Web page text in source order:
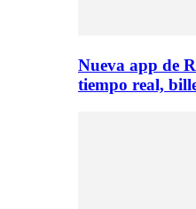
Nueva app de
tiempo real,